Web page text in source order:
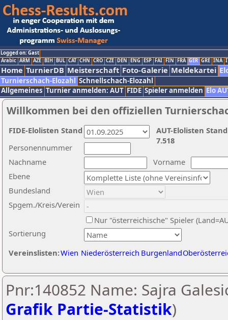
Logged on: Gast
Arabic ARM AZE BIH BUL CAT CHN CRO CZE DEN ENG ESP FAI FIN FRA GER GRE INA
Home TurnierDB Meisterschaft Foto-Galerie Meldekartei
Turnierschach-Elozahl Schnellschach-Elozahl
Allgemeines Turnier anmelden: AUT FIDE Spieler anmelden Elo
Willkommen bei den offiziellen
Nachname
Vorname
Ebene
Sortierung
Personennummer
Bundesland
Spgem./Kreis/Verein
Nur "österreichische" Spieler
Vereinslisten:Wien Niederösterreich Burgenland
AUT-Elolisten
7.518
FIDE-Elolisten Stand
Pnr:140852 Name: Sajra
Grafik Partie-Statistik)